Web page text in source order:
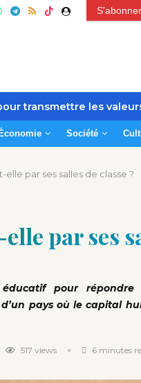
transmettre les
Économie Société
elle par ses salles de classe ?
par ses
pour
pays où le capital
517 views 6 minutes